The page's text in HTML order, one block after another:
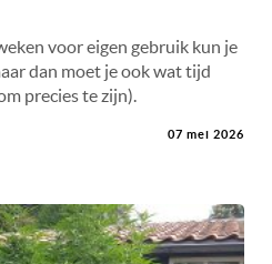
voor eigen gebruik kun je
dan moet je ook wat tijd
precies te zijn).
07 mei 2026